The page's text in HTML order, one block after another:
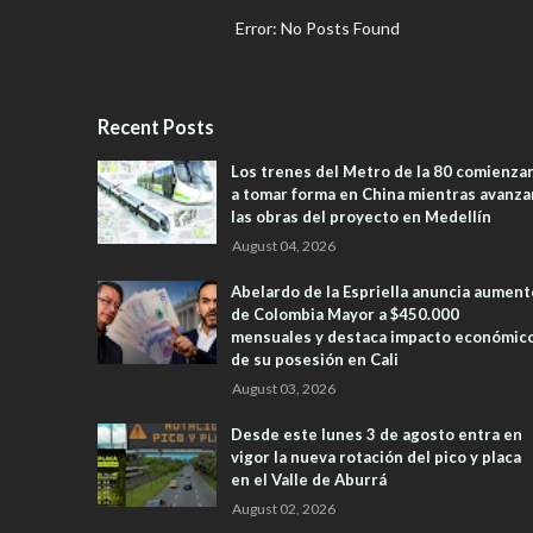
Error: No Posts Found
Recent Posts
Los trenes del Metro de la 80
a tomar forma en China mientras
las obras del proyecto en Medellín
August 04, 2026
Abelardo de la Espriella anuncia
de Colombia Mayor a $450.000
mensuales y destaca impacto
de su posesión en Cali
August 03, 2026
Desde este lunes 3 de agosto entra en
vigor la nueva rotación del pico y placa
en el Valle de Aburrá
August 02, 2026